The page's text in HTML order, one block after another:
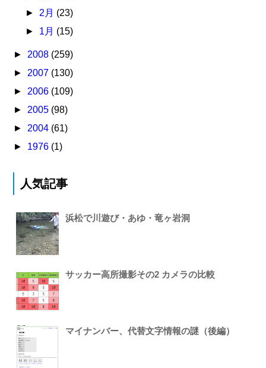
► 2月 (23)
► 1月 (15)
► 2008 (259)
► 2007 (130)
► 2006 (109)
► 2005 (98)
► 2004 (61)
► 1976 (1)
人気記事
浜松で川遊び・あゆ・竜ヶ岩洞
サッカー高所撮影その2 カメラの比較
マイナンバー、代替文字情報の謎（後編）